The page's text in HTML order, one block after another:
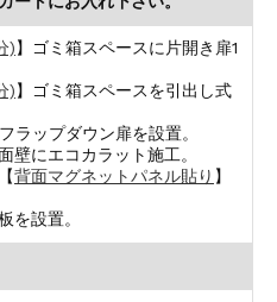
)】ゴミ箱スペースに片開き扉1
)】ゴミ箱スペースを引出し式
ラップダウン扉を設置。
壁にエコカラット施工。
背面マグネットパネル貼り 】
を設置。